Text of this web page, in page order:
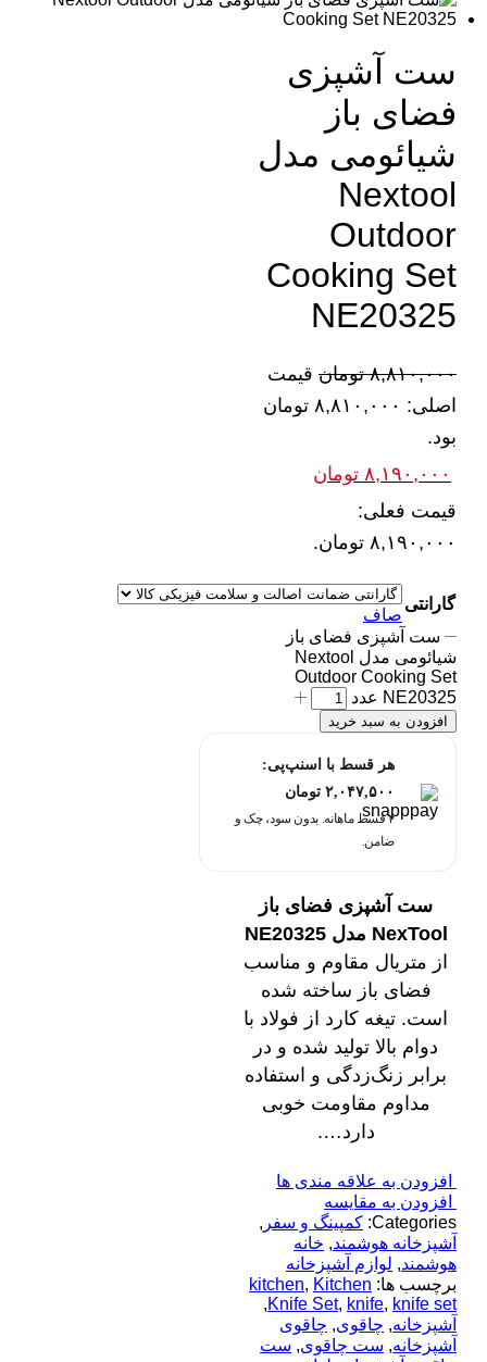
ست آشپزی
فضای باز
شیائومی مدل
Nextool
Outdoor
Cooking Set
NE20325
۸,۸۱۰,۰۰۰ تومان قیمت
اصلی: ۸,۸۱۰,۰۰۰ تومان
بود.
۸,۱۹۰,۰۰۰ تومان
قیمت فعلی:
۸,۱۹۰,۰۰۰ تومان.
گارانتی
صاف
ست آشپزی فضای باز
شیائومی مدل Nextool
Outdoor Cooking Set
NE20325 عدد
افزودن به سبد خرید
هر قسط با اسنپ‌پی:
۲,۰۴۷,۵۰۰ تومان
۴ قسط ماهانه. بدون سود، چک و
ضامن.
ست آشپزی فضای باز
NexTool مدل NE20325
از متریال مقاوم و مناسب
فضای باز ساخته شده
است. تیغه کارد از فولاد با
دوام بالا تولید شده و در
برابر زنگ‌زدگی و استفاده
مداوم مقاومت خوبی
دارد….
افزودن به علاقه مندی ها
افزودن به مقایسه
Categories: کمپینگ و سفر ,
آشپزخانه هوشمند, خانه
هوشمند, لوازم آشپزخانه
برچسب ها:
kitchen, Kitchen
Knife Set, knife, knife set
,
آشپزخانه, چاقوی, چاقوی
آشپزخانه, ست چاقوی, ست